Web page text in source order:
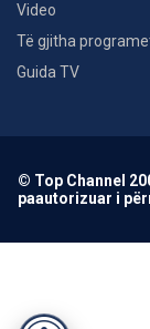
Video
Të gjitha
Guida TV
© Top Channel
paautorizuar i